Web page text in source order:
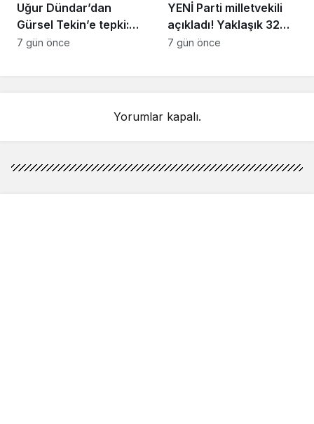
Uğur Dündar’dan
Gürsel Tekin’e tepki:
Hakkında suç
7 gün önce
YENİ Parti milletvekili
açıkladı! Yaklaşık 32
bin yurttaş bağış yaptı:
7 gün önce
Yorumlar kapalı.